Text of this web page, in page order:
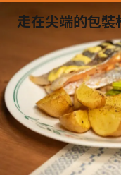
走在尖端的包裝